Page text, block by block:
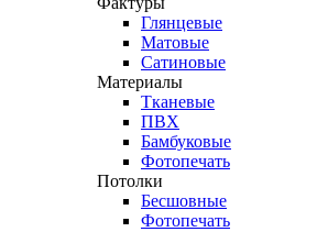
Глянцевые
Матовые
Сатиновые
Материалы
Тканевые
ПВХ
Бамбуковые
Фотопечать
Потолки
Бесшовные
Фотопечать